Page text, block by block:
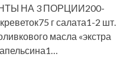
НА 3 ПОРЦИИ200-
г салата1-2 шт.
масла «экстра